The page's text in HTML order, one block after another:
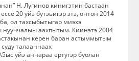
Н. Лугинов кинигэтин бастаан
20 уйэ бутэьигэр этэ, онтон 2014
ол тахсыбытыгар миэхэ
нууччалыы аахпытым. Киинэтэ 2004
керен баран астыммытым
талааннаах
уйэ аннараа ертугэр буолан